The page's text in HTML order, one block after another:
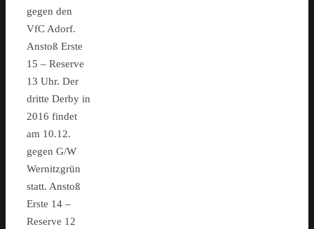
gegen den
VfC Adorf.
Anstoß Erste
15 – Reserve
13 Uhr. Der
dritte Derby in
2016 findet
am 10.12.
gegen G/W
Wernitzgrün
statt. Anstoß
Erste 14 –
Reserve 12